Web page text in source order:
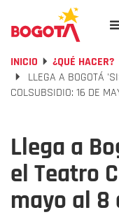
INICIO ¿QUÉ HACER?
LLEGA A BOGOTÁ
COLSUBSIDIO: 16 DE
Llega a
el Teatro
mayo al 8